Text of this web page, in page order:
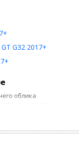
G32 2017+
облика
улучшение: